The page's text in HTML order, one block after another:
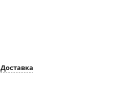
Доставка